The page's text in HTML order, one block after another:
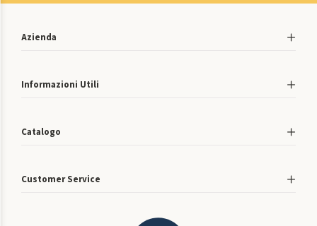
Azienda
Informazioni Utili
Catalogo
Customer Service